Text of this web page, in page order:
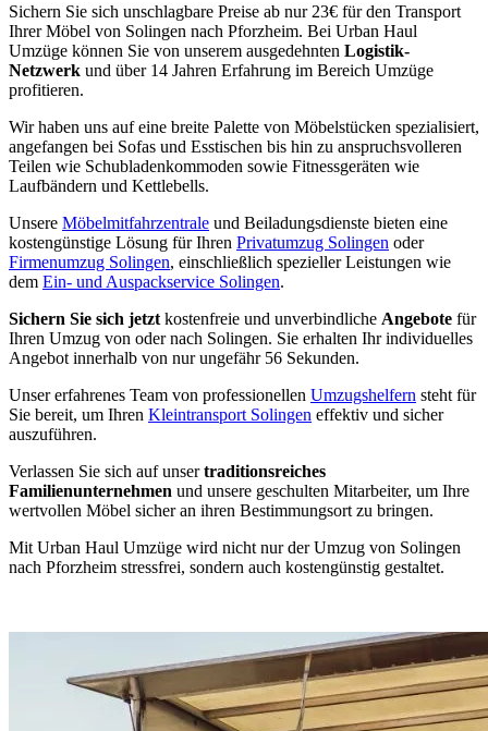
Sichern Sie sich unschlagbare Preise ab nur 23€ für den Transport
Ihrer Möbel von Solingen nach Pforzheim. Bei Urban Haul
Umzüge können Sie von unserem ausgedehnten Logistik-
Netzwerk und über 14 Jahren Erfahrung im Bereich Umzüge
profitieren.
Wir haben uns auf eine breite Palette von Möbelstücken spezialisiert,
angefangen bei Sofas und Esstischen bis hin zu anspruchsvolleren
Teilen wie Schubladenkommoden sowie Fitnessgeräten wie
Laufbändern und Kettlebells.
Unsere Möbelmitfahrzentrale und Beiladungsdienste bieten eine
kostengünstige Lösung für Ihren Privatumzug Solingen oder
Firmenumzug Solingen, einschließlich spezieller Leistungen wie
dem Ein- und Auspackservice Solingen.
Sichern Sie sich jetzt kostenfreie und unverbindliche Angebote für
Ihren Umzug von oder nach Solingen. Sie erhalten Ihr individuelles
Angebot innerhalb von nur ungefähr 56 Sekunden.
Unser erfahrenes Team von professionellen Umzugshelfern steht für
Sie bereit, um Ihren Kleintransport Solingen effektiv und sicher
auszuführen.
Verlassen Sie sich auf unsertraditionsreiches
Familienunternehmen und unsere geschulten Mitarbeiter, um Ihre
wertvollen Möbel sicher an ihren Bestimmungsort zu bringen.
Mit Urban Haul Umzüge wird nicht nur der Umzug von Solingen
nach Pforzheim stressfrei, sondern auch kostengünstig gestaltet.